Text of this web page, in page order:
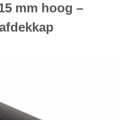
mm hoog –